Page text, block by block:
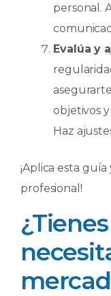
personal.
Evalúa y
objetivos
Haz
¡Aplica esta
profesional!